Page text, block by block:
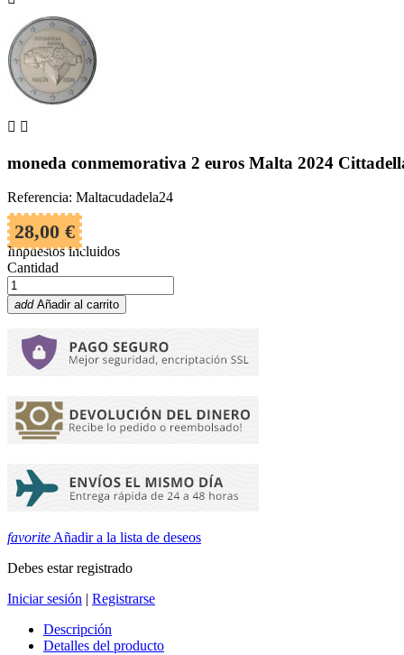
 
moneda conmemorativa 2 euros Malta 2024
Referencia: Maltacudadela24
28,00 €
Impuestos incluidos
Cantidad
add Añadir al carrito
favoriteAñadir a la lista de deseos
Debes estar registrado
Iniciar sesión | Registrarse
Descripción
Detalles del producto